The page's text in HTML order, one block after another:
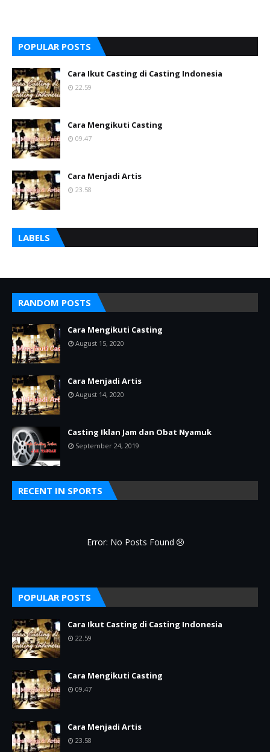
POPULAR POSTS
Cara Ikut Casting di Casting Indonesia
22.59
Cara Mengikuti Casting
09.47
Cara Menjadi Artis
23.58
LABELS
RANDOM POSTS
Cara Mengikuti Casting
August 15, 2020
Cara Menjadi Artis
August 14, 2020
Casting Iklan Jam dan Obat Nyamuk
September 24, 2019
RECENT IN SPORTS
Error: No Posts Found
POPULAR POSTS
Cara Ikut Casting di Casting Indonesia
22.59
Cara Mengikuti Casting
09.47
Cara Menjadi Artis
23.58